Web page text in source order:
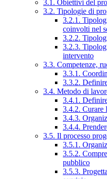
3.1. Obiettivi del
3.2. Tipologie di
3.2.1.
coinvolti nel
3.2.2.
3.2.3.
intervento
3.3. Competenze,
3.3.1.
3.3.2.
3.4. Metodo di
3.4.1.
3.4.2. Curare
3.4.3.
3.4.4.
3.5. Il processo
3.5.1.
3.5.2.
pubblico
3.5.3.